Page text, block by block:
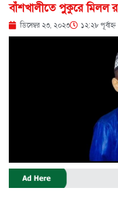
বাঁশখালীতে পুকুরে মিলল
ডিসেম্বর ২৩, ২০২৩ ১২:২৮ পূর্বাহ্ণ